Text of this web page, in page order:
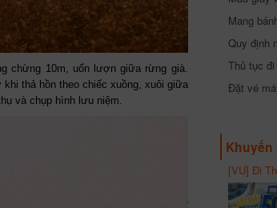
chừng 10m, uốn lượn giữa rừng già.
thả hồn theo chiếc xuồng, xuôi giữa
và chụp hình lưu niệm.
Mang
Quy định
Thủ tục
Đặt vé
Khuyến
[VU] Đi
giảm 50%